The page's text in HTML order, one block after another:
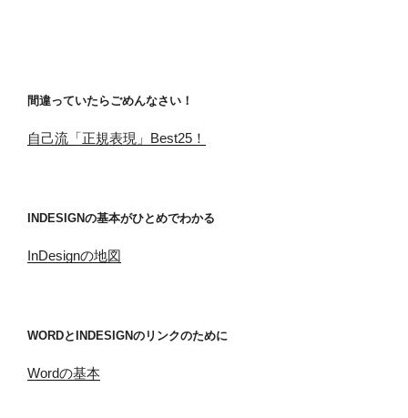
間違っていたらごめんなさい！
自己流「正規表現」Best25！
INDESIGNの基本がひとめでわかる
InDesignの地図
WORDとINDESIGNのリンクのために
Wordの基本